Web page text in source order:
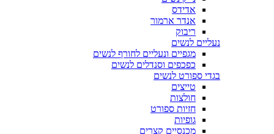
אדידס
אנדר ארמור
ריבוק
נעליים לנשים
מגפיים ונעליים לחורף לנשים
כפכפים וסנדלים לנשים
בגדי ספורט לנשים
טייצים
חולצות
חזיות ספורט
גופיות
מכנסיים קצרים